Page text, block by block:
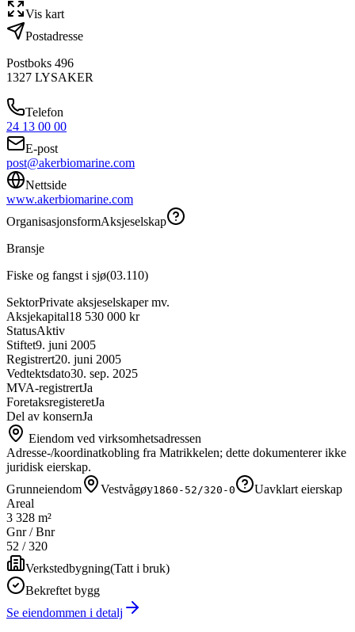
Vis kart
Postadresse
Postboks 496
1327 LYSAKER
Telefon
24 13 00 00
E-post
post@akerbiomarine.com
Nettside
www.akerbiomarine.com
OrganisasjonsformAksjeselskap
Bransje
Fiske og fangst i sjø(03.110)
SektorPrivate aksjeselskaper mv.
Aksjekapital18 530 000 kr
StatusAktiv
Stiftet9. juni 2005
Registrert20. juni 2005
Vedtektsdato30. sep. 2025
MVA-registrertJa
ForetaksregisteretJa
Del av konsernJa
Eiendom ved virksomhetsadressen
Adresse-/koordinatkobling fra Matrikkelen; dette dokumenterer ikke
juridisk eierskap.
Grunneiendom
Vestvågøy1860-52/320-0
Uavklart eierskap
Areal
3 328 m²
Gnr / Bnr
52 /320
Verkstedbygning(Tatt i bruk)
Bekreftet bygg
Se eiendommen i detalj